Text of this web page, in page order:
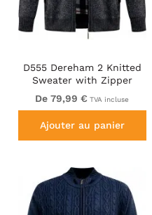
D555 Dereham 2 Knitted
Sweater with Zipper
Charcoal Marl
De 79,99 € TVA incluse
Ajouter au panier